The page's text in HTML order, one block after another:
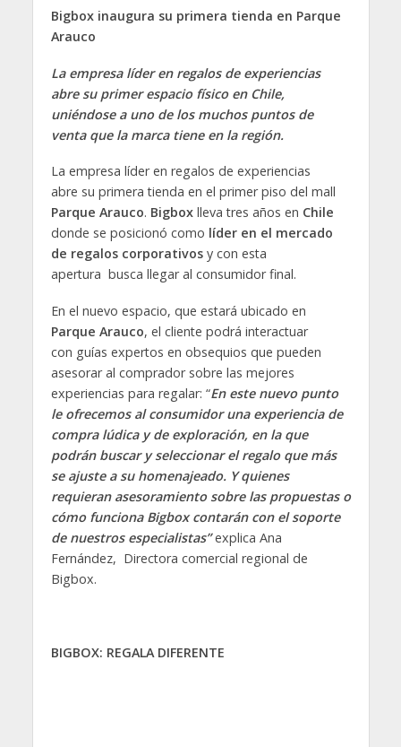
Bigbox inaugura su primera tienda en Parque
Arauco
La empresa líder en regalos de experiencias
abre su primer espacio físico en Chile,
uniéndose a uno de los muchos puntos de
venta que la marca tiene en la región.
La empresa líder en regalos de experiencias
abre su primera tienda en el primer piso del mall
Parque Arauco. Bigboxlleva tres años en Chile
donde se posicionó como líder en el mercado
de regalos corporativosy con esta
apertura busca llegar al consumidor final.
En el nuevo espacio, que estará ubicado en
Parque Arauco, el cliente podrá interactuar
con guías expertos en obsequios que pueden
asesorar al comprador sobre las mejores
experiencias para regalar: “En este nuevo punto
le ofrecemos al consumidor una experiencia de
compra lúdica y de exploración, en la que
podrán buscar y seleccionar el regalo que más
se ajuste a su homenajeado. Y quienes
requieran asesoramiento sobre las propuestas o
cómo funciona Bigbox contarán con el soporte
de nuestros especialistas”explica Ana
Fernández, Directora comercial regional de
Bigbox.
BIGBOX: REGALA DIFERENTE